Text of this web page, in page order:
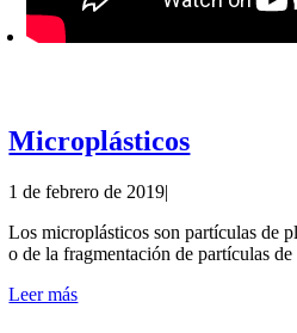
Microplásticos
1 de febrero de 2019|
Los microplásticos son partículas de
o de la fragmentación de partículas
Leer más